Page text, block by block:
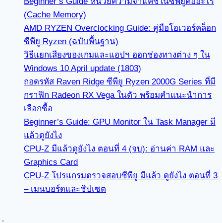
(Cache Memory)
AMD RYZEN Overclocking Guide: คู่มือโอเวอร์คล็อก
ซีพียู Ryzen (ฉบับพื้นฐาน)
วิธีแยกเสียงของเกมและแอปฯ ออกช่องทางต่าง ๆ ใน
Windows 10 April update (1803)
ถอดรหัส Raven Ridge ซีพียู Ryzen 2000G Series ที่มี
กราฟิก Radeon RX Vega ในตัว พร้อมคำแนะนำการ
เลือกซื้อ
Beginner’s Guide: GPU Monitor ใน Task Manager มี
แล้วดูยังไง
CPU-Z มีแล้วดูยังไง ตอนที่ 4 (จบ): อ่านค่า RAM และ
Graphics Card
CPU-Z โปรแกรมตรวจสอบซีพียู มีแล้ว ดูยังไง ตอนที่ 3
– เมนบอร์ดและชิปเซต